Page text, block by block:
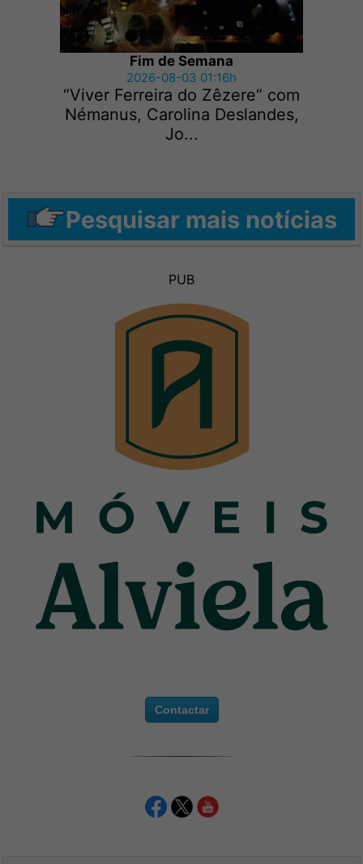
Fim de Semana
2026-08-03 01:16h
“Viver Ferreira do Zêzere“ com
Némanus, Carolina Deslandes,
Jo...
Pesquisar mais notícias
PUB
Contactar